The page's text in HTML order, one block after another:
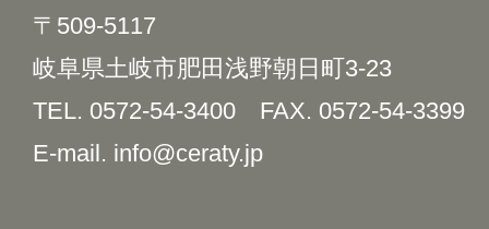
〒509-5117
岐阜県土岐市肥田浅野朝日町3-23
TEL. 0572-54-3400 FAX. 0572-54-3399
E-mail. info@ceraty.jp